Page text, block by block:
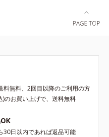
料無料、2回目以降のご利用の方
のお買い上げで、送料無料
30日以内であれば返品可能